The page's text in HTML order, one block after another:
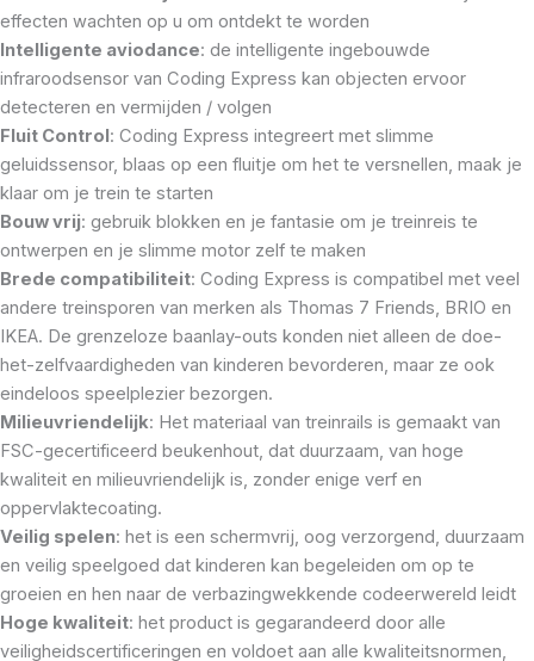
effecten wachten op u om ontdekt te worden
Intelligente aviodance: de intelligente ingebouwde
infraroodsensor van Coding Express kan objecten ervoor
detecteren en vermijden / volgen
Fluit Control: Coding Express integreert met slimme
geluidssensor, blaas op een fluitje om het te versnellen, maak je
klaar om je trein te starten
Bouw vrij: gebruik blokken en je fantasie om je treinreis te
ontwerpen en je slimme motor zelf te maken
Brede compatibiliteit: Coding Express is compatibel met veel
andere treinsporen van merken als Thomas 7 Friends, BRIO en
IKEA. De grenzeloze baanlay-outs konden niet alleen de doe-
het-zelfvaardigheden van kinderen bevorderen, maar ze ook
eindeloos speelplezier bezorgen.
Milieuvriendelijk: Het materiaal van treinrails is gemaakt van
FSC-gecertificeerd beukenhout, dat duurzaam, van hoge
kwaliteit en milieuvriendelijk is, zonder enige verf en
oppervlaktecoating.
Veilig spelen: het is een schermvrij, oog verzorgend, duurzaam
en veilig speelgoed dat kinderen kan begeleiden om op te
groeien en hen naar de verbazingwekkende codeerwereld leidt
Hoge kwaliteit: het product is gegarandeerd door alle
veiligheidscertificeringen en voldoet aan alle kwaliteitsnormen,